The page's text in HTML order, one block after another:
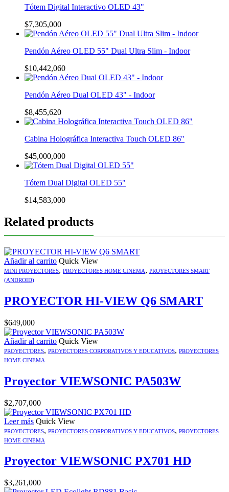
Tótem Digital Interactivo OLED 43"
$7,305,000
Pendón Aéreo OLED 55" Dual Ultra Slim - Indoor
$10,442,060
Pendón Aéreo Dual OLED 43" - Indoor
$8,455,620
Cabina Holográfica Interactiva Touch OLED 86"
$45,000,000
Tótem Dual Digital OLED 55"
$14,583,000
Related products
Añadir al carrito Quick View
MINI PROYECTORES, PROYECTORES HOME CINEMA, PROYECTORES SMART
(ANDROID)
PROYECTOR HI-VIEW Q6 SMART
$649,000
Añadir al carrito Quick View
PROYECTORES, PROYECTORES CORPORATIVOS Y EDUCATIVOS, PROYECTORES
HOME CINEMA
Proyector VIEWSONIC PA503W
$2,707,000
Leer más Quick View
PROYECTORES, PROYECTORES CORPORATIVOS Y EDUCATIVOS, PROYECTORES
HOME CINEMA
Proyector VIEWSONIC PX701 HD
$3,261,000